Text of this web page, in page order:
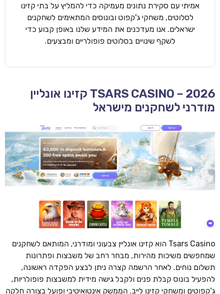
אמיתי עם סקירת נתונים מעמיקה כדי להמליץ על בתי קזינו
לסלוטים, משחקי ג'קפוט ובונוסים המתאימים לשחקנים
ישראלים. אנו מעדכנים את המידע שלנו באופן קבוע כדי
לשקף שינויים בסלוטים פופולריים ומבצעים.
TSARS CASINO – 2026 קזינו אונליין
מודרני לשחקנים מישראל
Tsars Casino הוא קזינו אונליין צבעוני ומודרני, המותאם לשחקנים
שמחפשים משיכות מהירות, מבחר רחב של משבצות ופתרונות
תשלום נוחים. לאחר הרשמה קצרה ניתן לבצע הפקדה ראשונה,
להפעיל בונוס קבלת פנים ולקבל גישה מידית למשבצות פופולריות,
ג'קפוטים ומשחקי קזינו לייב. הממשק אינטואיטיבי ופועל בצורה חלקה